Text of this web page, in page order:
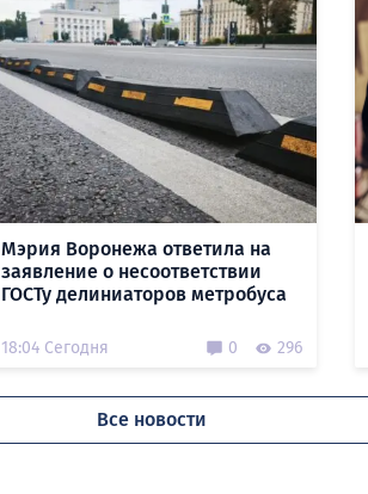
Мэрия Воронежа ответила на
заявление о несоответствии
ГОСТу делиниаторов метробуса
18:04 Сегодня 0 296
Все новости